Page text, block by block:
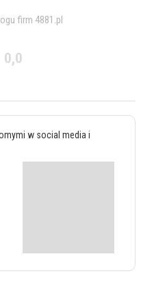
firm 4881.pl
0,0
w social media i